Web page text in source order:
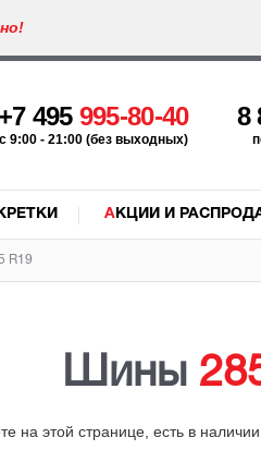
+7 495 995-80-40
c 9:00 - 21:00 (без выходных)
8
АКЦИИ И
R19
Шины
на этой странице, есть в